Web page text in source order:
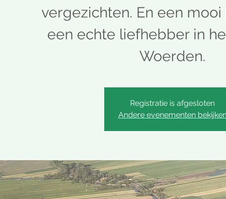
vergezichten. En een mooi
een echte liefhebber in
Woerden.
Registratie is afgesloten
Andere evenementen